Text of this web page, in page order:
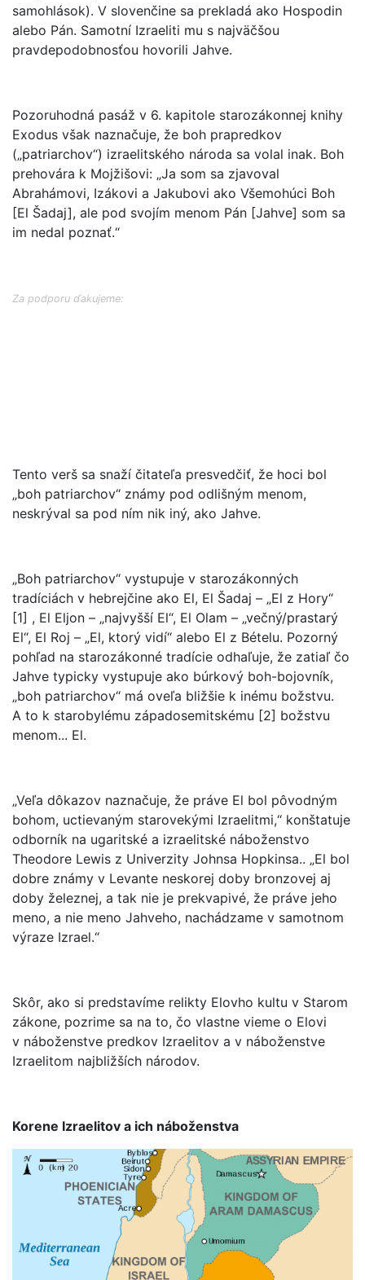
samohlások). V slovenčine sa prekladá ako Hospodin
alebo Pán. Samotní Izraeliti mu s najväčšou
pravdepodobnosťou hovorili Jahve.
Pozoruhodná pasáž v 6. kapitole starozákonnej knihy
Exodus však naznačuje, že boh prapredkov
(„patriarchov“) izraelitského národa sa volal inak. Boh
prehovára k Mojžišovi: „Ja som sa zjavoval
Abrahámovi, Izákovi a Jakubovi ako Všemohúci Boh
[El Šadaj], ale pod svojím menom Pán [Jahve] som sa
im nedal poznať.“
Za podporu ďakujeme:
Tento verš sa snaží čitateľa presvedčiť, že hoci bol
„boh patriarchov“ známy pod odlišným menom,
neskrýval sa pod ním nik iný, ako Jahve.
„Boh patriarchov“ vystupuje v starozákonných
tradíciách v hebrejčine ako El, El Šadaj – „El z Hory“
[1] , El Eljon – „najvyšší El“, El Olam – „večný/prastarý
El“, El Roj – „El, ktorý vidí“ alebo El z Bételu. Pozorný
pohľad na starozákonné tradície odhaľuje, že zatiaľ čo
Jahve typicky vystupuje ako búrkový boh-bojovník,
„boh patriarchov“ má oveľa bližšie k inému božstvu.
A to k starobylému západosemitskému [2] božstvu
menom... El.
„Veľa dôkazov naznačuje, že práve El bol pôvodným
bohom, uctievaným starovekými Izraelitmi,“ konštatuje
odborník na ugaritské a izraelitské náboženstvo
Theodore Lewis z Univerzity Johnsa Hopkinsa.. „El bol
dobre známy v Levante neskorej doby bronzovej aj
doby železnej, a tak nie je prekvapivé, že práve jeho
meno, a nie meno Jahveho, nachádzame v samotnom
výraze Izrael.“
Skôr, ako si predstavíme relikty Elovho kultu v Starom
zákone, pozrime sa na to, čo vlastne vieme o Elovi
v náboženstve predkov Izraelitov a v náboženstve
Izraelitom najbližších národov.
Korene Izraelitov a ich náboženstva